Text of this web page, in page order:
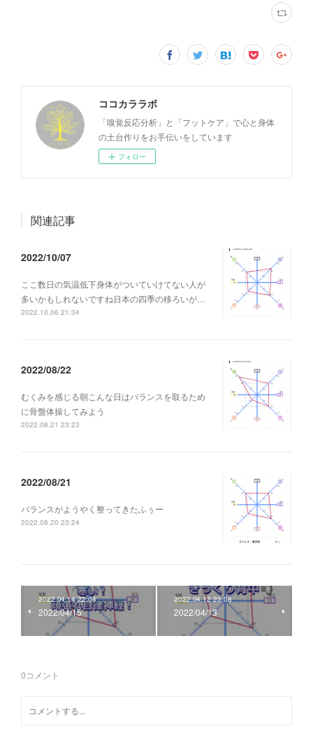
ココカララボ
「嗅覚反応分析」と「フットケア」で心と身体
の土台作りをお手伝いをしています
フォロー
関連記事
2022/10/07
ここ数日の気温低下身体がついていけてない人が
多いかもしれないですね日本の四季の移ろいが…
2022.10.06 21:34
2022/08/22
むくみを感じる朝こんな日はバランスを取るため
に骨盤体操してみよう
2022.08.21 23:23
2022/08/21
バランスがようやく整ってきたふぅー
2022.08.20 23:24
2022.04.14 22:04
2022/04/15
2022.04.12 23:08
2022/04/13
0コメント